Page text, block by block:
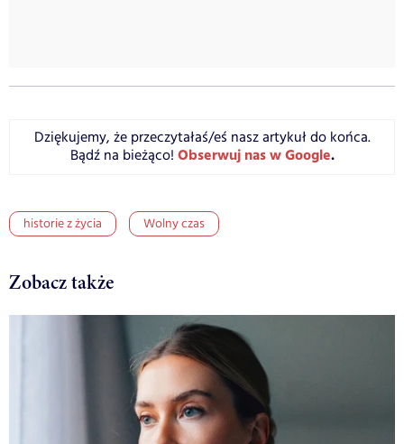
Dziękujemy, że przeczytałaś/eś nasz artykuł do końca.
Bądź na bieżąco! Obserwuj nas w Google.
historie z życia Wolny czas
Zobacz także